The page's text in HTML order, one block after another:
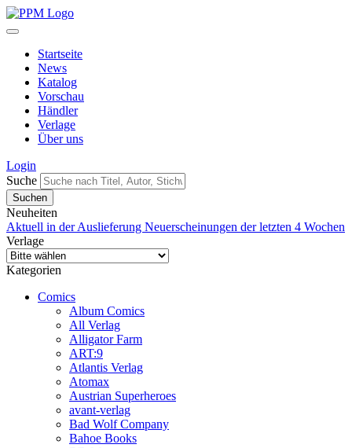
Startseite
News
Katalog
Vorschau
Händler
Verlage
Über uns
Login
Suche
Neuheiten
Aktuell in der Auslieferung Neuerscheinungen der letzten 4 Wochen
Verlage
Kategorien
Comics
Album Comics
All Verlag
Alligator Farm
ART:9
Atlantis Verlag
Atomax
Austrian Superheroes
avant-verlag
Bad Wolf Company
Bahoe Books